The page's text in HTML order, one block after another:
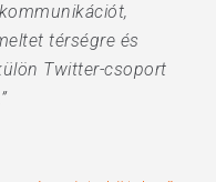
térségre és
Twitter-csoport